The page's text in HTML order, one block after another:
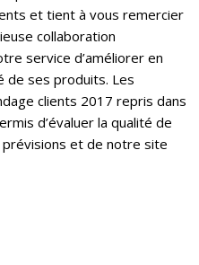
et tient à vous remercier
collaboration
service d’améliorer en
de ses produits. Les
clients 2017 repris dans
d’évaluer la qualité de
et de notre site